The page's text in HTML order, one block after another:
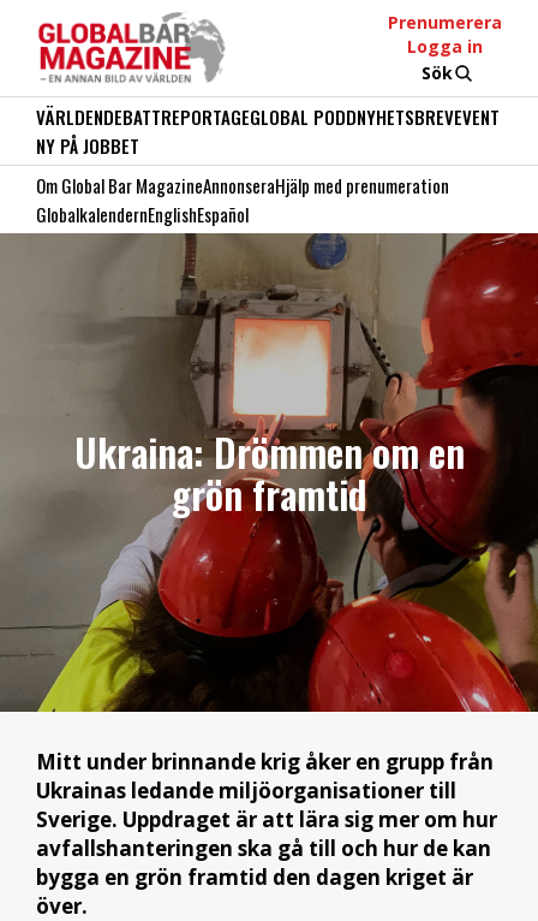
Prenumerera
Logga in
Sök
VÄRLDENDEBATTREPORTAGEGLOBAL PODDNYHETSBREVEVENT
NY PÅ JOBBET
Om Global Bar MagazineAnnonseraHjälp med prenumeration
GlobalkalendernEnglishEspañol
Ukraina: Drömmen om en
grön framtid
Mitt under brinnande krig åker en grupp från
Ukrainas ledande miljöorganisationer till
Sverige. Uppdraget är att lära sig mer om hur
avfallshanteringen ska gå till och hur de kan
bygga en grön framtid den dagen kriget är
över.